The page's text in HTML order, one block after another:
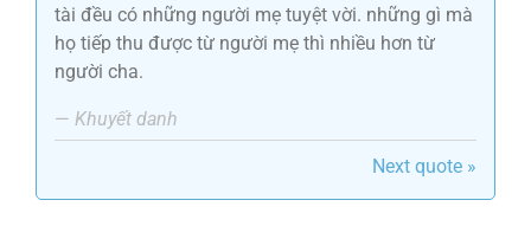
tài đều có những người mẹ tuyệt vời. những gì mà
họ tiếp thu được từ người mẹ thì nhiều hơn từ
người cha.
— Khuyết danh
Next quote »